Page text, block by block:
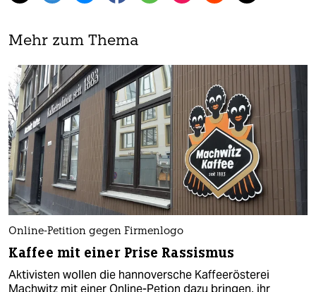
Mehr zum Thema
Online-Petition gegen Firmenlogo
Kaffee mit einer Prise Rassismus
Aktivisten wollen die hannoversche Kaffeerösterei
Machwitz mit einer Online-Petion dazu bringen, ihr